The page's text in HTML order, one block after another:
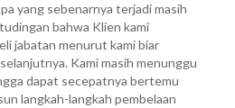
yang sebenarnya terjadi masih
bahwa Klien kami
jabatan menurut kami biar
Kami masih menunggu
dapat secepatnya bertemu
langkah-langkah pembelaan